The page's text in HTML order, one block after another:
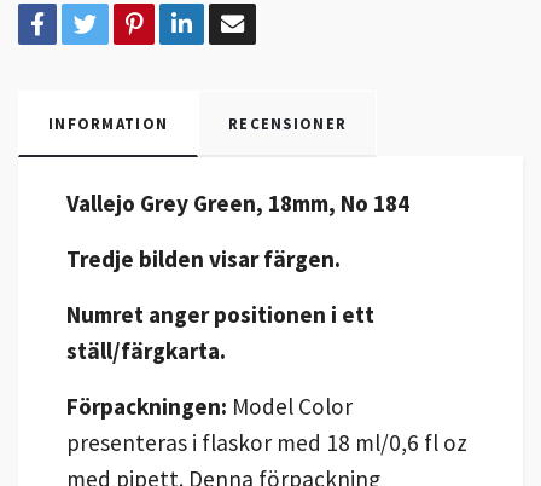
INFORMATION RECENSIONER
Vallejo Grey Green, 18mm, No 184
Tredje bilden visar färgen.
Numret anger positionen i ett
ställ/färgkarta.
Förpackningen: Model Color
presenteras i flaskor med 18 ml/0,6 fl oz
med pipett. Denna förpackning